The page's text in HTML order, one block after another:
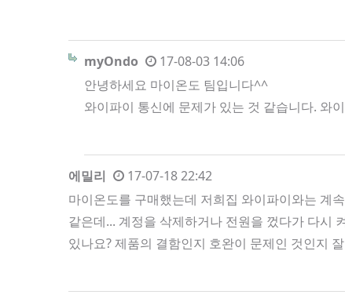
myOndo
17-08-03 14:06
안녕하세요 마이온도 팀입니다^^
와이파이 통신에 문제가 있는 것 같습니다. 와
에밀리
17-07-18 22:42
마이온도를 구매했는데 저희집 와이파이와는 계
같은데... 계정을 삭제하거나 전원을 껐다가 다시
있나요? 제품의 결함인지 호완이 문제인 것인지